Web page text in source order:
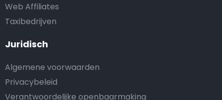
Web Affiliates
Taxibedrijven
Juridisch
Algemene voorwaarden
Privacybeleid
Verantwoordelijke openbaarmaking